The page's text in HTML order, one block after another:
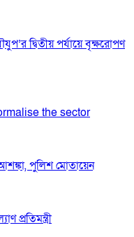
দ্বিতীয় পর্যায়ে বৃক্ষরোপণ
the sector
পুলিশ মোতায়েন
প্রতিমন্ত্রী